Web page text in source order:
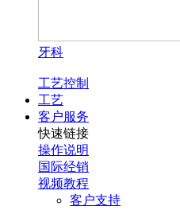
牙科
工艺控制
工艺
客户服务
快速链接
操作说明
国际经销
视频教程
客户支持